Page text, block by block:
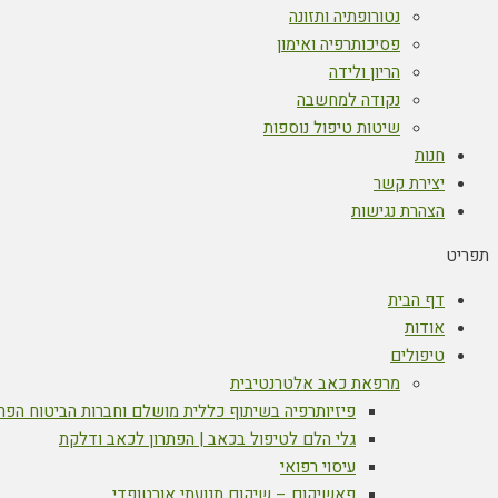
נטורופתיה ותזונה
פסיכותרפיה ואימון
הריון ולידה
נקודה למחשבה
שיטות טיפול נוספות
חנות
יצירת קשר
הצהרת נגישות
תפריט
דף הבית
אודות
טיפולים
מרפאת כאב אלטרנטיבית
פיזיותרפיה בשיתוף כללית מושלם וחברות הביטוח
גלי הלם לטיפול בכאב | הפתרון לכאב ודלקת
עיסוי רפואי